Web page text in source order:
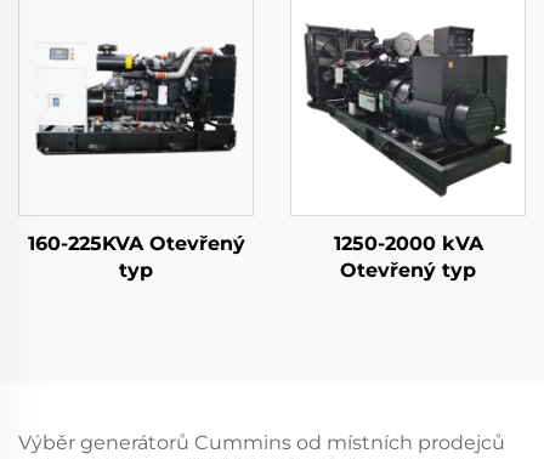
160-225KVA Otevřený
typ
1250-2000 kVA
Otevřený typ
Výběr generátorů Cummins od místních prodejců